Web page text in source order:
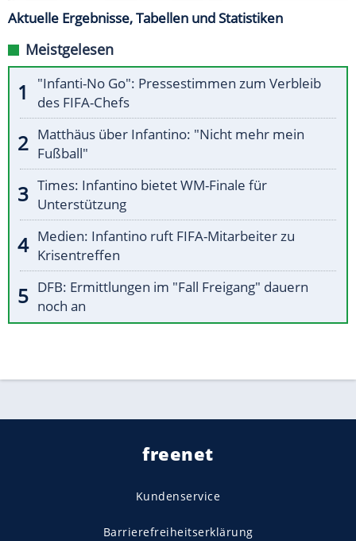
Aktuelle Ergebnisse, Tabellen und Statistiken
Meistgelesen
"Infanti-No Go": Pressestimmen zum Verbleib
des FIFA-Chefs
Matthäus über Infantino: "Nicht mehr mein
Fußball"
Times: Infantino bietet WM-Finale für
Unterstützung
Medien: Infantino ruft FIFA-Mitarbeiter zu
Krisentreffen
DFB: Ermittlungen im "Fall Freigang" dauern
noch an
freenet
Kundenservice
Barrierefreiheitserklärung